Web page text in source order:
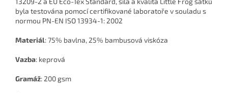
byla testována pomocí certifikované laboratoře v souladu s
normou PN-EN ISO 13934-1: 2002
Materiál: 75% bavlna, 25% bambusová viskóza
Vazba: keprová
Gramáž: 200 gsm